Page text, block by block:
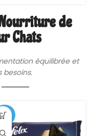
de
Chats
équilibrée et
besoins.